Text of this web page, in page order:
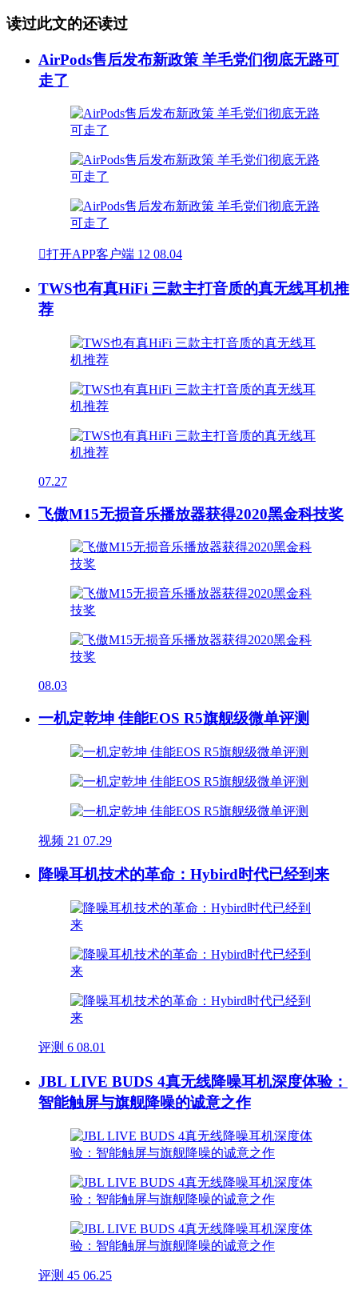
读过此文的还读过
AirPods售后发布新政策 羊毛党们彻底无路可
走了
打开APP客户端 12 08.04
TWS也有真HiFi 三款主打音质的真无线耳机推
荐
07.27
飞傲M15无损音乐播放器获得2020黑金科技奖
08.03
一机定乾坤 佳能EOS R5旗舰级微单评测
视频 21 07.29
降噪耳机技术的革命：Hybird时代已经到来
评测 6 08.01
JBL LIVE BUDS 4真无线降噪耳机深度体验：
智能触屏与旗舰降噪的诚意之作
评测 45 06.25